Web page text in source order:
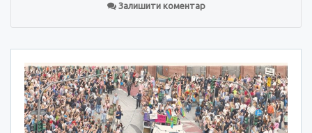
Залишити коментар